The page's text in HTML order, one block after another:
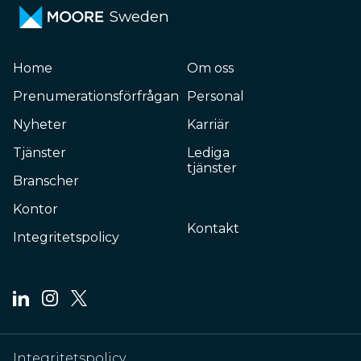
Sweden
Home
Prenumerationsförfrågan
Nyheter
Tjänster
Branscher
Kontor
Integritetspolicy
Om oss
Personal
Karriär
Lediga
tjänster
Kontakt